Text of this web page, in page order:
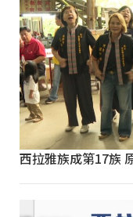
西拉雅族成第17族